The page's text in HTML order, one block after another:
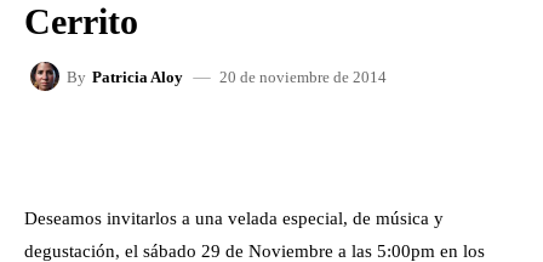
Cerrito
By Patricia Aloy 20 de noviembre de 2014
Deseamos invitarlos a una velada especial, de música y
degustación, el sábado 29 de Noviembre a las 5:00pm en los